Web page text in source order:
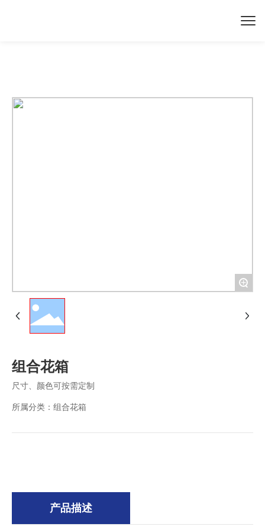
+
组合花箱
尺寸、颜色可按需定制
所属分类： 组合花箱
产品描述